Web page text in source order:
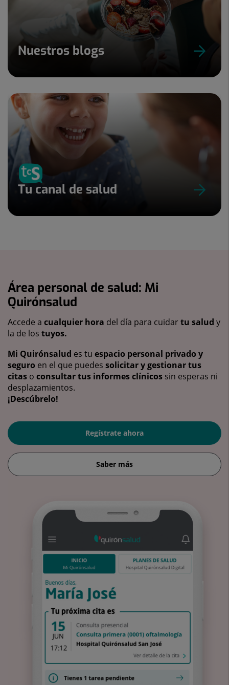
Nuestros blogs
Tu canal de salud
Área personal de salud: Mi
Quirónsalud
Accede a cualquier hora del día para cuidartu salud y
la de los tuyos.
Mi Quirónsalud es tu espacio personal privado y
seguro en el que puedes solicitar y gestionar tus
citas o consultar tus informes clínicos sin esperas ni
desplazamientos.
¡Descúbrelo!
Regístrate ahora
Saber más